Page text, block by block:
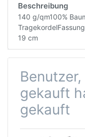
Beschreibung
140 g/qm100%
19 cm
gekauft
gekauft